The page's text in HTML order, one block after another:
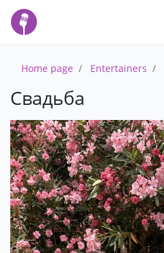
Home page Entertainers
Свадьба